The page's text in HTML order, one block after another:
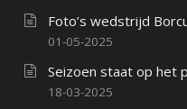
Foto’s wedstrijd
01-05-2025
Seizoen staat op het
18-03-2025